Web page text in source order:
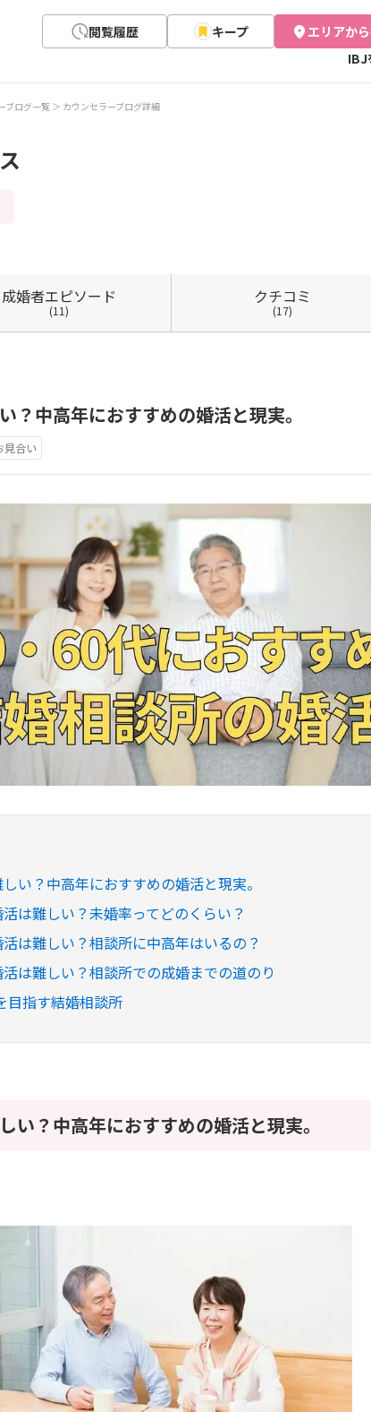
閲覧履歴 キープ エリアか
IBJ
ブログ一覧 カウンセラーブログ詳細
成婚者エピソード
(11)
クチコミ
(17)
？中高年におすすめの婚活と現実。
見合い
い？中高年におすすめの婚活と現実。
は難しい？未婚率ってどのくらい？
は難しい？相談所に中高年はいるの？
は難しい？相談所での成婚までの道のり
目指す結婚相談所
い？中高年におすすめの婚活と現実。